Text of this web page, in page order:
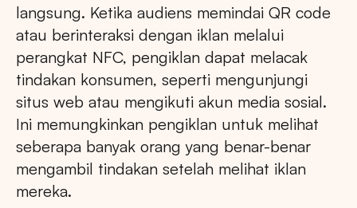
langsung. Ketika audiens memindai QR code
atau berinteraksi dengan iklan melalui
perangkat NFC, pengiklan dapat melacak
tindakan konsumen, seperti mengunjungi
situs web atau mengikuti akun media sosial.
Ini memungkinkan pengiklan untuk melihat
seberapa banyak orang yang benar-benar
mengambil tindakan setelah melihat iklan
mereka.